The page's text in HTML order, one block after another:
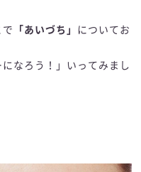
「あいづち」 についてお
なろう！」いってみまし